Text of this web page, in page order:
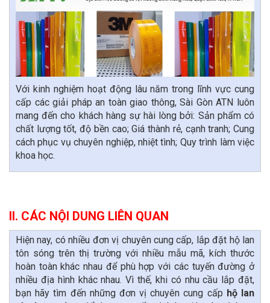
Với kinh nghiệm hoạt động lâu năm trong lĩnh vực cung
cấp các giải pháp an toàn giao thông, Sài Gòn ATN luôn
mang đến cho khách hàng sự hài lòng bởi: Sản phẩm có
chất lượng tốt, độ bền cao; Giá thành rẻ, cạnh tranh; Cung
cách phục vụ chuyên nghiệp, nhiệt tình; Quy trình làm việc
khoa học.
II. CÁC NỘI DUNG LIÊN QUAN
Hiện nay, có nhiều đơn vị chuyên cung cấp, lắp đặt hộ lan
tôn sóng trên thị trường với nhiều mẫu mã, kích thước
hoàn toàn khác nhau để phù hợp với các tuyến đường ở
nhiều địa hình khác nhau. Vì thế, khi có nhu cầu lắp đặt,
bạn hãy tìm đến những đơn vị chuyên cung cấp hộ lan